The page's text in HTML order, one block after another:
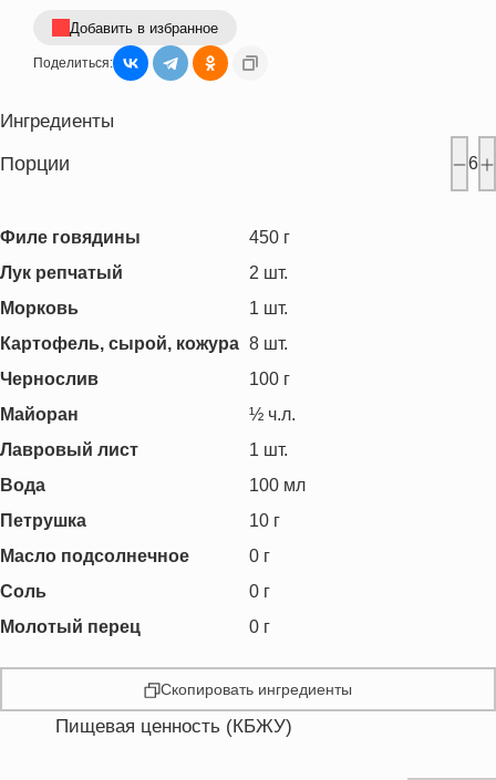
Добавить в избранное
Поделиться:
Ингредиенты
Порции 6
Филе говядины 450 г
Лук репчатый
2 шт.
Морковь
1 шт.
Картофель, сырой, кожура 8 шт.
Чернослив
100 г
Майоран
½ ч.л.
Лавровый лист
1 шт.
Вода
100 мл
Петрушка
10 г
Масло подсолнечное
0 г
Соль
0 г
Молотый перец
0 г
Скопировать ингредиенты
Пищевая ценность (КБЖУ)